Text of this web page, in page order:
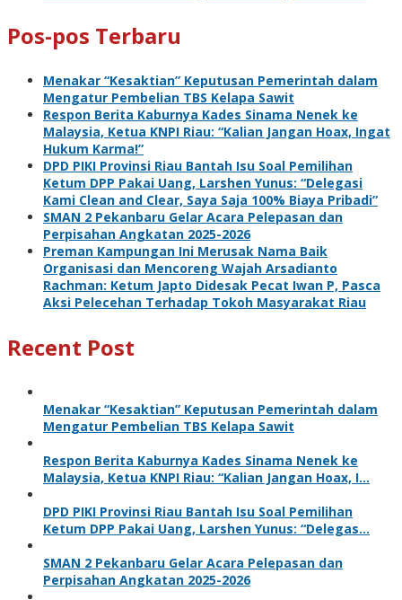
Pos-pos Terbaru
Menakar “Kesaktian” Keputusan Pemerintah dalam
Mengatur Pembelian TBS Kelapa Sawit
Respon Berita Kaburnya Kades Sinama Nenek ke
Malaysia, Ketua KNPI Riau: “Kalian Jangan Hoax, Ingat
Hukum Karma!”
DPD PIKI Provinsi Riau Bantah Isu Soal Pemilihan
Ketum DPP Pakai Uang, Larshen Yunus: “Delegasi
Kami Clean and Clear, Saya Saja 100% Biaya Pribadi”
SMAN 2 Pekanbaru Gelar Acara Pelepasan dan
Perpisahan Angkatan 2025-2026
Preman Kampungan Ini Merusak Nama Baik
Organisasi dan Mencoreng Wajah Arsadianto
Rachman: Ketum Japto Didesak Pecat Iwan P, Pasca
Aksi Pelecehan Terhadap Tokoh Masyarakat Riau
Recent Post
Menakar “Kesaktian” Keputusan Pemerintah dalam
Mengatur Pembelian TBS Kelapa Sawit
Respon Berita Kaburnya Kades Sinama Nenek ke
Malaysia, Ketua KNPI Riau: “Kalian Jangan Hoax, I…
DPD PIKI Provinsi Riau Bantah Isu Soal Pemilihan
Ketum DPP Pakai Uang, Larshen Yunus: “Delegas…
SMAN 2 Pekanbaru Gelar Acara Pelepasan dan
Perpisahan Angkatan 2025-2026